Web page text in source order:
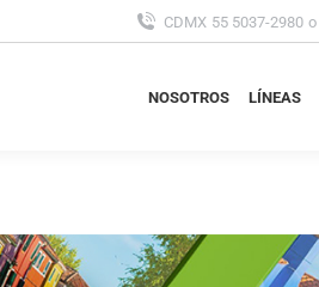
CDMX 55 5037-2980 o
NOSOTROS LÍNEAS